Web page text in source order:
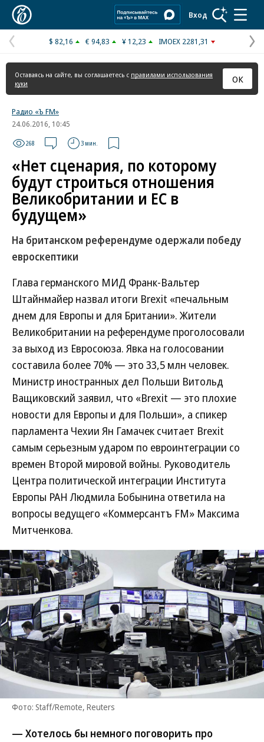
Вход
Предыдущая
страница
$ 82,16 € 94,83 ¥ 12,23 IMOEX 2281,31
Оставаясь на сайте, вы соглашаетесь с правилами использования
куки
ОК
Радио «Ъ FM»
24.06.2016, 10:45
268 3 мин.
«Нет сценария, по которому
будут строиться отношения
Великобритании и ЕС в
будущем»
На британском референдуме одержали победу
евроскептики
Глава германского МИД Франк-Вальтер
Штайнмайер назвал итоги Brexit «печальным
днем для Европы и для Британии». Жители
Великобритании на референдуме проголосовали
за выход из Евросоюза. Явка на голосовании
составила более 70% — это 33,5 млн человек.
Министр иностранных дел Польши Витольд
Ващиковский заявил, что «Brexit — это плохие
новости для Европы и для Польши», а спикер
парламента Чехии Ян Гамачек считает Brexit
самым серьезным ударом по евроинтеграции со
времен Второй мировой войны. Руководитель
Центра политической интеграции Института
Европы РАН Людмила Бобынина ответила на
вопросы ведущего «Коммерсантъ FM» Максима
Митченкова.
Фото: Staff/Remote, Reuters
— Хотелось бы немного поговорить про